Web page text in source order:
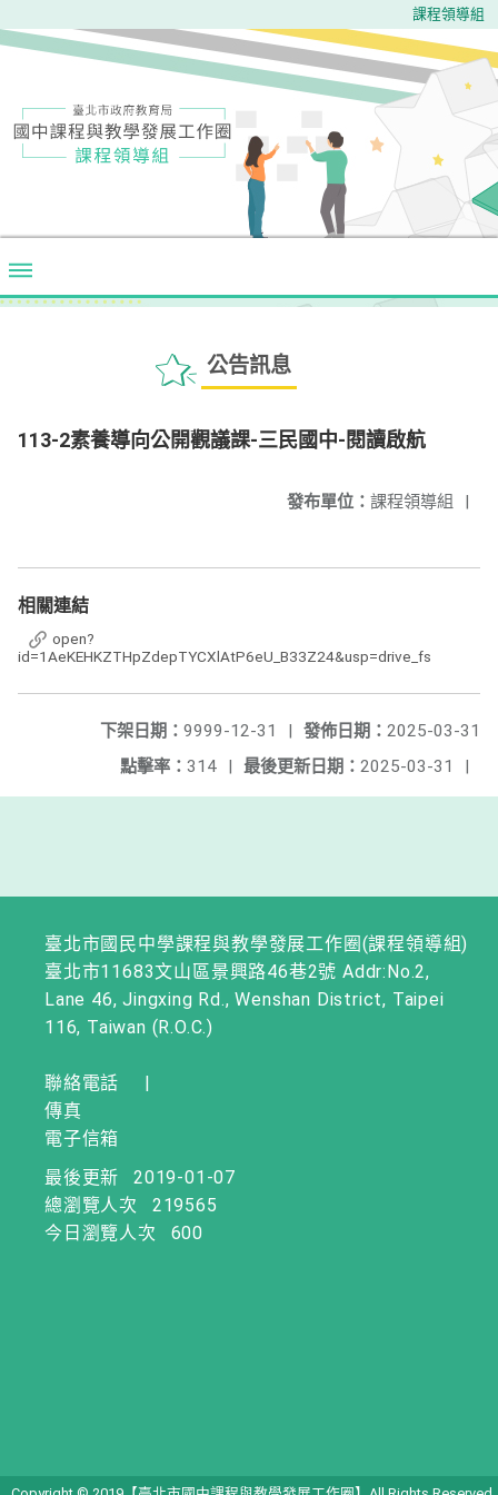
課程領導組
公告訊息
113-2素養導向公開觀議課-三民國中-閱讀啟航
發布單位： 課程領導組 |
相關連結
open?
id=1AeKEHKZTHpZdepTYCXlAtP6eU_B33Z24&usp=drive_fs
發佈日期： 2025-03-31
下架日期： 9999-12-31
|
最後更新日期： 2025-03-31 |
點擊率： 314 |
臺北市國民中學課程與教學發展工作圈(課程領導組)
臺北市11683文山區景興路46巷2號 Addr:No.2,
Lane 46, Jingxing Rd., Wenshan District, Taipei
116, Taiwan (R.O.C.)
聯絡電話
|
傳真
電子信箱
最後更新
2019-01-07
總瀏覽人次
219565
今日瀏覽人次
600